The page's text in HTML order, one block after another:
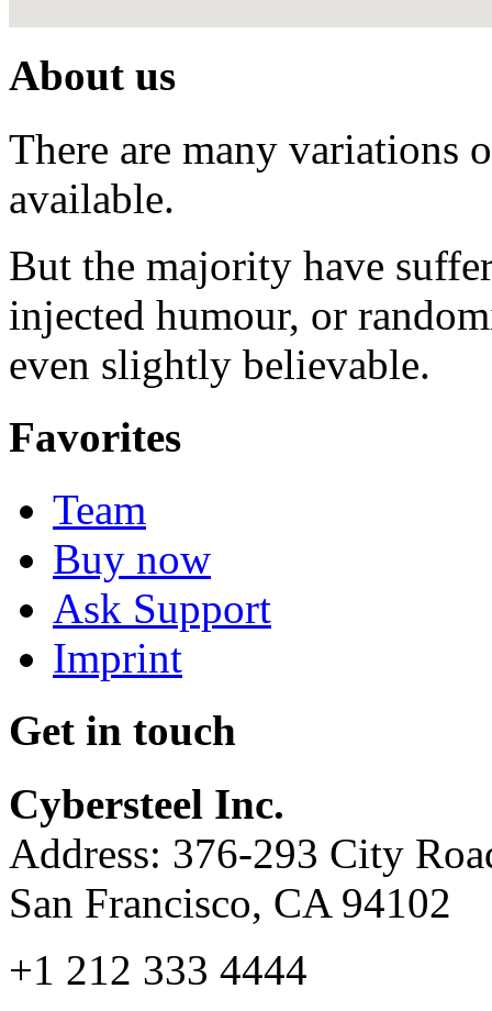
About us
There are many variations
available.
But the majority have
injected humour, or
even slightly believable.
Favorites
Team
Buy now
Ask Support
Imprint
Get in touch
Cybersteel Inc.
Address: 376-293 City
San Francisco, CA 94102
+1 212 333 4444